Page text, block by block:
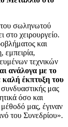
του σωληνωτού
στο χειρουργείο.
και
εμπειρία,
τεχνικών
ανάλογα με το
καλή έκπτυξη του
μας
όσο και
μας, έγιναν
του Συνεδρίου».